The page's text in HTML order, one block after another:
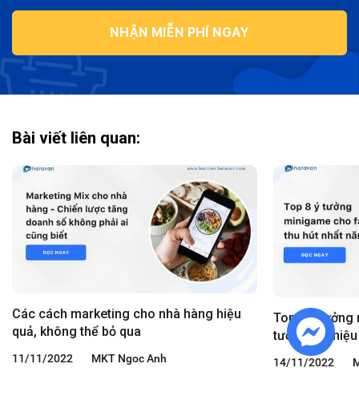
NHẬN MIỄN PHÍ NGAY
Bài viết liên quan:
Các cách marketing cho nhà hàng hiệu
quả, không thể bỏ qua
11/11/2022 MKT Ngoc Anh
Top 8 ý tưởng
tương tác
14/11/2022